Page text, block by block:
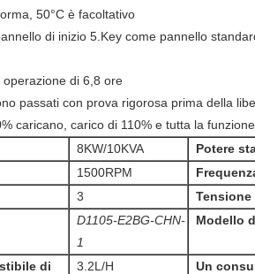
50°C è facoltativo
di inizio 5.Key come pannello
di 6,8 ore
passati con prova rigorosa prima della
caricano, carico di 110% e tutta la
8KW/10KVA Potere
1500RPM
3
D1105-E2BG-CHN-
1
Modello
di
3.2L/H
Un